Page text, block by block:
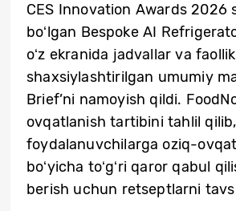
CES Innovation Awards 2026
boʻlgan Bespoke AI
oʻz ekranida jadvallar va
shaxsiylashtirilgan umumiy
Brief’ni namoyish qildi.
ovqatlanish tartibini tahlil qilib,
foydalanuvchilarga oziq-
boʻyicha toʻgʻri qaror qabul
berish uchun retseptlarni